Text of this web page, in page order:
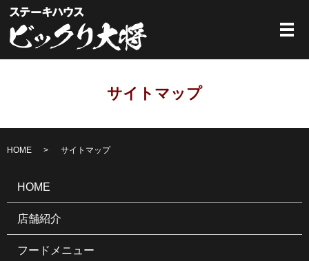
メ
サイトマップ
HOME サイトマップ
HOME
店舗紹介
フードメニュー